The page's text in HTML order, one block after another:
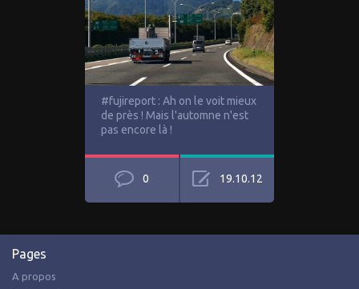
#fujireport : Ah on le voit mieux
de près ! Mais l'automne n'est
pas encore là !
0 19.10.12
Pages
A propos